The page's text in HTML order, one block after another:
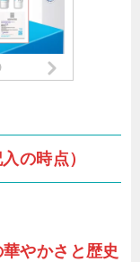
の時点）
やかさと歴史